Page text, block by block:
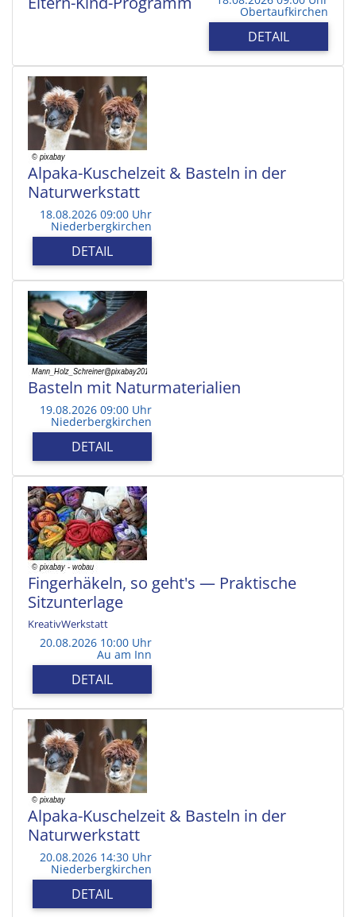
Obertaufkirchen
DETAIL
Alpaka-Kuschelzeit & Basteln in der
Naturwerkstatt
18.08.2026 09:00 Uhr
Niederbergkirchen
DETAIL
Basteln mit Naturmaterialien
19.08.2026 09:00 Uhr
Niederbergkirchen
DETAIL
Fingerhäkeln, so geht's — Praktische
Sitzunterlage
KreativWerkstatt
20.08.2026 10:00 Uhr
Au am Inn
DETAIL
Alpaka-Kuschelzeit & Basteln in der
Naturwerkstatt
20.08.2026 14:30 Uhr
Niederbergkirchen
DETAIL